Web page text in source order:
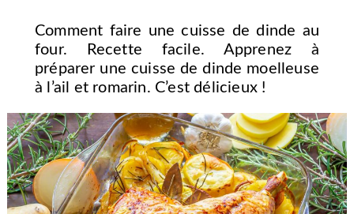
Comment faire une cuisse de dinde au
four. Recette facile. Apprenez à
préparer une cuisse de dinde moelleuse
à l’ail et romarin. C’est délicieux !